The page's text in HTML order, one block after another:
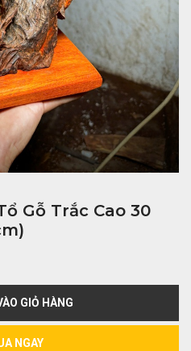
Gỗ Trắc Cao 30
GIỎ HÀNG
NGAY